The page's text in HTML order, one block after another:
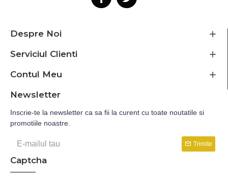
Despre Noi
Serviciul Clienti
Contul Meu
Newsletter
Inscrie-te la newsletter ca sa fii la curent cu toate noutatile si
promotiile noastre.
Trimite
Captcha